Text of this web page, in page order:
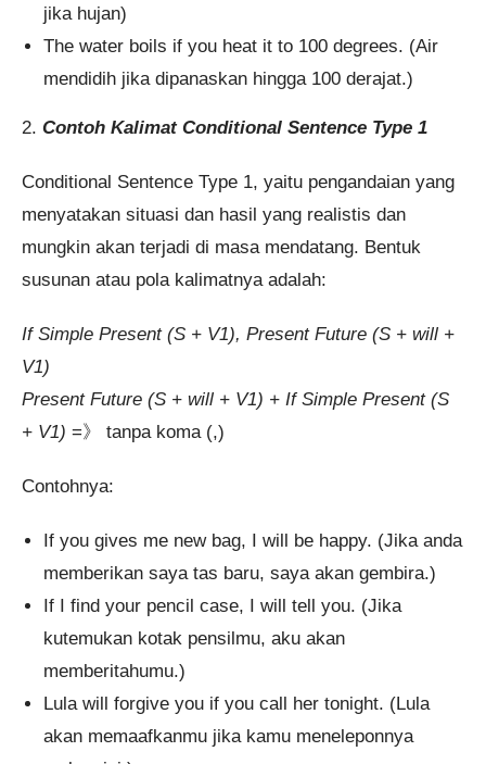
jika hujan)
The water boils if you heat it to 100 degrees. (Air
mendidih jika dipanaskan hingga 100 derajat.)
2. Contoh Kalimat Conditional Sentence Type 1
Conditional Sentence Type 1, yaitu pengandaian yang
menyatakan situasi dan hasil yang realistis dan
mungkin akan terjadi di masa mendatang. Bentuk
susunan atau pola kalimatnya adalah:
If Simple Present (S + V1), Present Future (S + will +
V1)
Present Future (S + will + V1) + If Simple Present (S
+ V1) =》 tanpa koma (,)
Contohnya:
If you gives me new bag, I will be happy. (Jika anda
memberikan saya tas baru, saya akan gembira.)
If I find your pencil case, I will tell you. (Jika
kutemukan kotak pensilmu, aku akan
memberitahumu.)
Lula will forgive you if you call her tonight. (Lula
akan memaafkanmu jika kamu meneleponnya